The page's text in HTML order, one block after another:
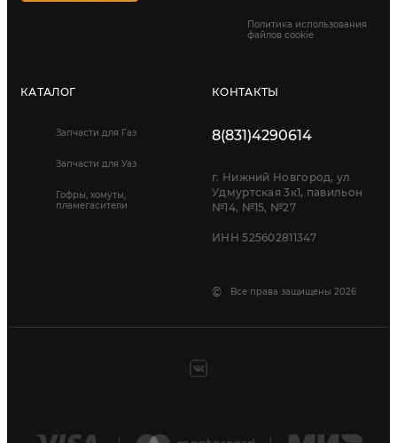
Политика использования
файлов cookie
КАТАЛОГ
Запчасти для Газ
Запчасти для Уаз
Гофры, хомуты,
пламегасители
КОНТАКТЫ
8(831)4290614
г. Нижний Новгород, ул
Удмуртская 3к1, павильон
№14, №15, №27
ИНН 525602811347
© Все права защищены 2026